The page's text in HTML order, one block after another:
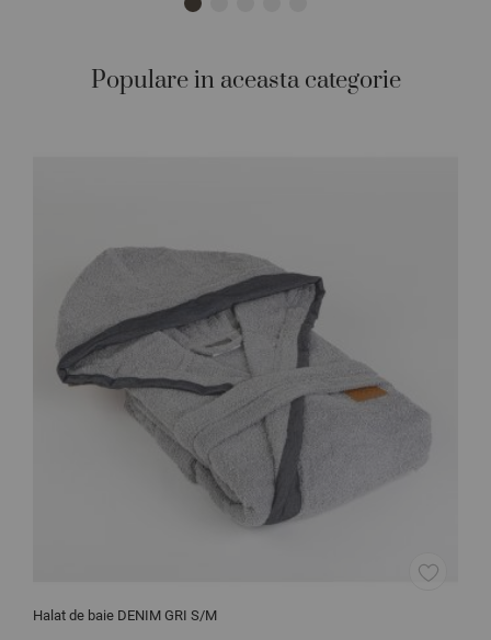
Populare in aceasta categorie
Halat de baie DENIM GRI S/M